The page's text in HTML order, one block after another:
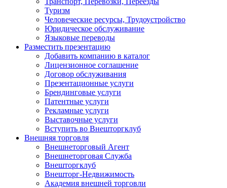
Туризм
Человеческие ресурсы, Трудоустройство
Юридическое обслуживание
Языковые переводы
Разместить презентацию
Добавить компанию в каталог
Лицензионное соглашение
Договор обслуживания
Презентационные услуги
Брендинговые услуги
Патентные услуги
Рекламные услуги
Выставочные услуги
Вступить во Внешторгклуб
Внешняя торговля
Внешнеторговый Агент
Внешнеторговая Служба
Внешторгклуб
Внешторг-Недвижимость
Академия внешней торговли